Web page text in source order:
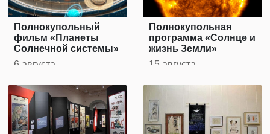
Полнокупольный
фильм «Планеты
Солнечной системы»
6 августа
Полнокупольная
программа «Солнце и
жизнь Земли»
15 августа